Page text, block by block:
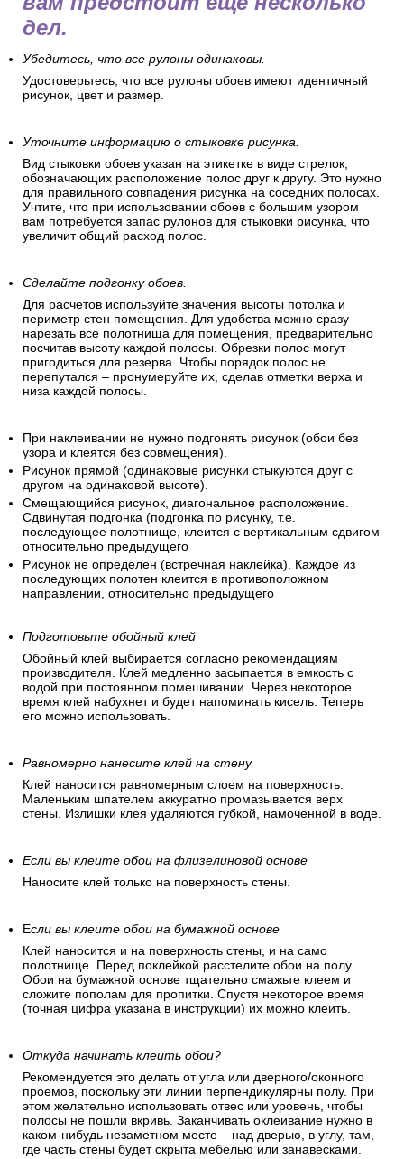
дел.
Убедитесь, что все рулоны одинаковы.
Удостоверьтесь, что все рулоны обоев имеют идентичный
рисунок, цвет и размер.
Уточните информацию о стыковке рисунка.
Вид стыковки обоев указан на этикетке в виде стрелок,
обозначающих расположение полос друг к другу. Это нужно
для правильного совпадения рисунка на соседних полосах.
Учтите, что при использовании обоев с большим узором
вам потребуется запас рулонов для стыковки рисунка, что
увеличит общий расход полос.
Сделайте подгонку обоев.
Для расчетов используйте значения высоты потолка и
периметр стен помещения. Для удобства можно сразу
нарезать все полотнища для помещения, предварительно
посчитав высоту каждой полосы. Обрезки полос могут
пригодиться для резерва. Чтобы порядок полос не
перепутался – пронумеруйте их, сделав отметки верха и
низа каждой полосы.
При наклеивании не нужно подгонять рисунок (обои без
узора и клеятся без совмещения).
Рисунок прямой (одинаковые рисунки стыкуются друг с
другом на одинаковой высоте).
Смещающийся рисунок, диагональное расположение.
Сдвинутая подгонка (подгонка по рисунку, т.е.
последующее полотнище, клеится с вертикальным сдвигом
относительно предыдущего
Рисунок не определен (встречная наклейка). Каждое из
последующих полотен клеится в противоположном
направлении, относительно предыдущего
Подготовьте обойный клей
Обойный клей выбирается согласно рекомендациям
производителя. Клей медленно засыпается в емкость с
водой при постоянном помешивании. Через некоторое
время клей набухнет и будет напоминать кисель. Теперь
его можно использовать.
Равномерно нанесите клей на стену.
Клей наносится равномерным слоем на поверхность.
Маленьким шпателем аккуратно промазывается верх
стены. Излишки клея удаляются губкой, намоченной в воде.
Если вы клеите обои на флизелиновой основе
Наносите клей только на поверхность стены.
Если вы клеите обои на бумажной основе
Клей наносится и на поверхность стены, и на само
полотнище. Перед поклейкой расстелите обои на полу.
Обои на бумажной основе тщательно смажьте клеем и
сложите пополам для пропитки. Спустя некоторое время
(точная цифра указана в инструкции) их можно клеить.
Откуда начинать клеить обои?
Рекомендуется это делать от угла или дверного/оконного
проемов, поскольку эти линии перпендикулярны полу. При
этом желательно использовать отвес или уровень, чтобы
полосы не пошли вкривь. Заканчивать оклеивание нужно в
каком-нибудь незаметном месте – над дверью, в углу, там,
где часть стены будет скрыта мебелью или занавесками.